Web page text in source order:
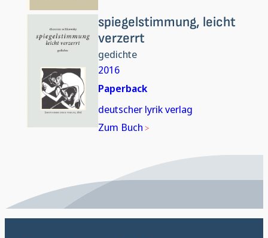
spiegelstimmung, leicht
verzerrt
gedichte
2016
Paperback
deutscher lyrik verlag
Zum Buch